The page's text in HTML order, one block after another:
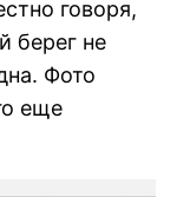
говоря,
берег не
Фото
еще